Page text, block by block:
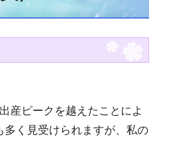
産ピークを越えたことによ
多く見受けられますが、私の